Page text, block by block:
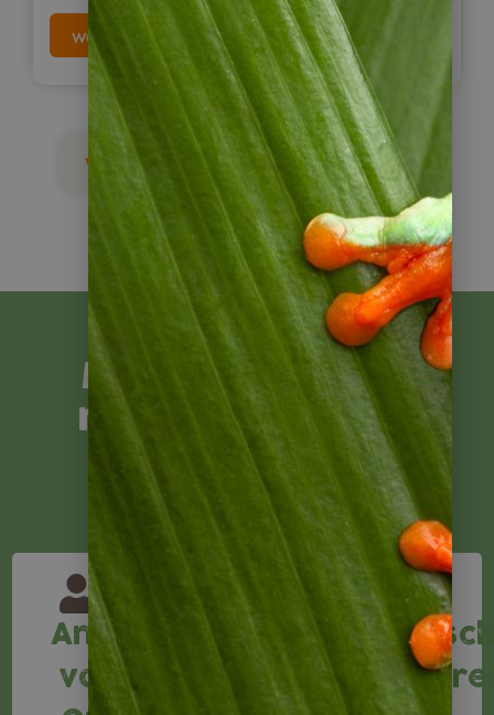
weiterlesen
weitere Nicaragua Blogartikel
Mit Napur Tours
reisen Sie sicher
Ansprechpartner
vor
Buchen
Sie bei